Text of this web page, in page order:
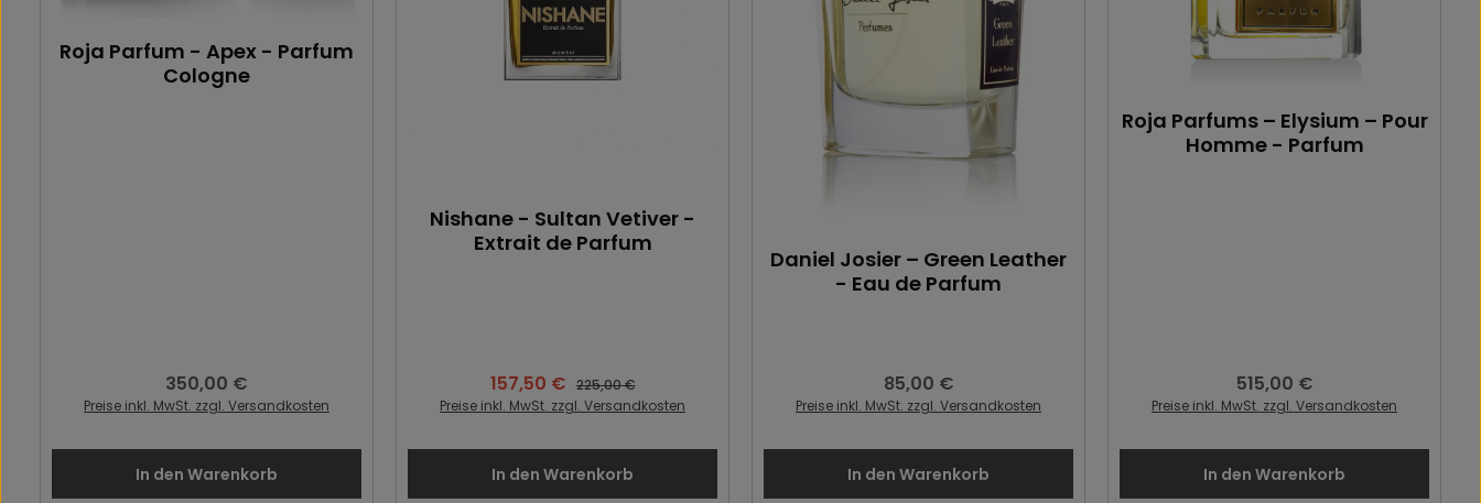
Roja Parfum - Apex - Parfum
Cologne
Regulärer Preis:
350,00 €
Preise inkl. MwSt. zzgl. Versandkosten
In den Warenkorb
Nishane - Sultan Vetiver -
Extrait de Parfum
Verkaufspreis:
157,50 € Regulärer Preis:
225,00 €
Preise inkl. MwSt. zzgl. Versandkosten
In den Warenkorb
Daniel Josier – Green Leather
- Eau de Parfum
Regulärer Preis:
85,00 €
Preise inkl. MwSt. zzgl. Versandkosten
In den Warenkorb
Roja Parfums – Elysium – Pour
Homme - Parfum
Regulärer Preis:
515,00 €
Preise inkl. MwSt. zzgl. Versandkosten
In den Warenkorb